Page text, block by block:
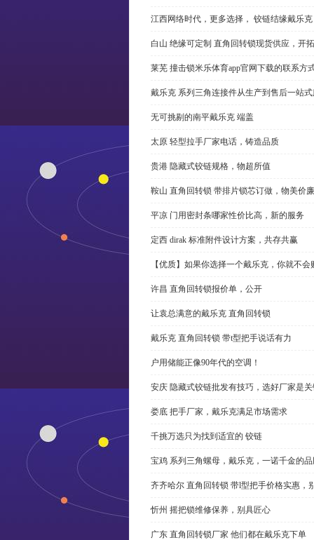
江西网络时代，更多选择， 铰链结缘戴乐克
白山 绝缘可定制 直角回转锁现货供应，开
莱芜 撞击锁米乐体育app官网下载的联系方
戴乐克 系列三角连接件从生产到售后一站
无可挑剔的南平戴乐克 端盖
太原 轻型拉手厂家电话，铸造品质
贵港 隐藏式铰链规格，物超所值
鞍山 直角回转锁 带排片锁芯订做，物美价廉
平凉 门用密封条哪家性价比高，新的服务
定西 dirak 标准附件设计方案，共存共赢
【优质】如果你选择一个戴乐克，你就不
许昌 直角回转锁报价单，公开
让袁总满意的戴乐克 直角回转锁
戴乐克 直角回转锁 带t型把手说话有力
户用储能正像90年代的空调！
安庆 隐藏式铰链批发有技巧，选好厂家是
娄底 把手厂家，戴乐克满足市场需求
千挑万选只为找到适宜的 铰链
宝鸡 系列三角螺母，戴乐克，一诺千金的
齐齐哈尔 直角回转锁 带l型把手价格实惠，
忻州 摇把锁维修保养，别具匠心
广东 直角回转锁厂家 他们都在戴乐克下单